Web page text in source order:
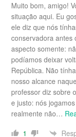
Muito bom, amigo!
situação aqui. Eu
ele diz que nós
conservadora antes
aspecto somente:
podíamos deixar
República. Não
nosso alcance
professor diz sobre
e justo: nós
realmente não…
1